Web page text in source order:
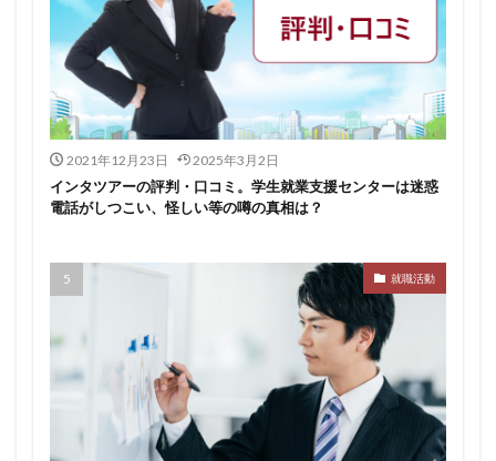
2021年12月23日 2025年3月2日
インタツアーの評判・口コミ。学生就業支援センターは迷惑
電話がしつこい、怪しい等の噂の真相は？
就職活動